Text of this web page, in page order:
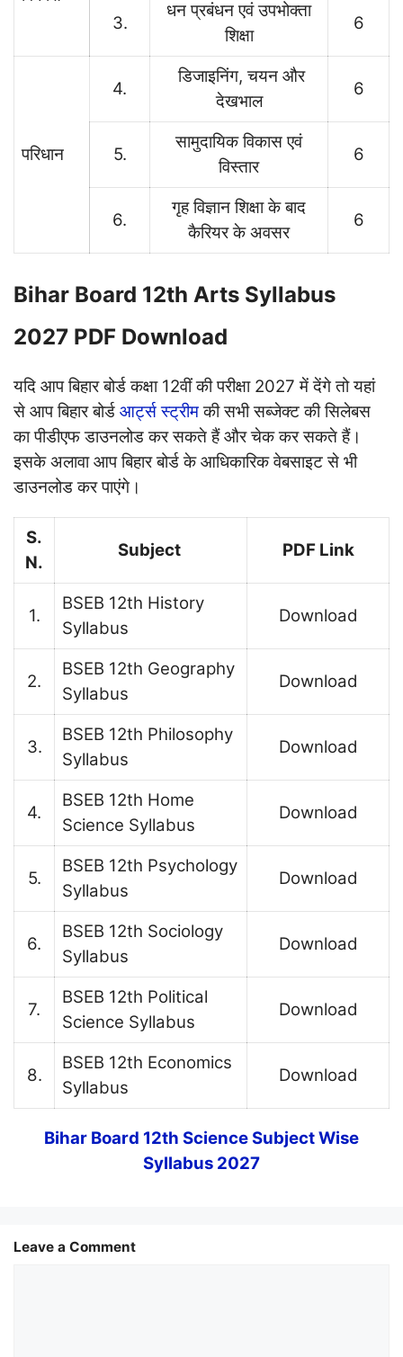
3.
धन प्रबंधन एवं उपभोक्ता
शिक्षा
6
परिधान
4.
डिजाइनिंग, चयन और
देखभाल
6
5.
सामुदायिक विकास एवं
विस्तार
6
6.
गृह विज्ञान शिक्षा के बाद
कैरियर के अवसर
6
Bihar Board 12th Arts Syllabus
2027 PDF Download
यदि आप बिहार बोर्ड कक्षा 12वीं की परीक्षा 2027 में देंगे तो यहां
से आप बिहार बोर्ड आर्ट्स स्ट्रीमकी सभी सब्जेक्ट की सिलेबस
का पीडीएफ डाउनलोड कर सकते हैं और चेक कर सकते हैं।
इसके अलावा आप बिहार बोर्ड के आधिकारिक वेबसाइट से भी
डाउनलोड कर पाएंगे।
S.
N.
Subject PDF Link
1.
BSEB 12th History
Syllabus
Download
2.
BSEB 12th Geography
Syllabus
Download
3.
BSEB 12th Philosophy
Syllabus
Download
4.
BSEB 12th Home
Science Syllabus
Download
5.
BSEB 12th Psychology
Syllabus
Download
6.
BSEB 12th Sociology
Syllabus
Download
7.
BSEB 12th Political
Science Syllabus
Download
8.
BSEB 12th Economics
Syllabus
Download
Bihar Board 12th Science Subject Wise
Syllabus 2027
Leave a Comment